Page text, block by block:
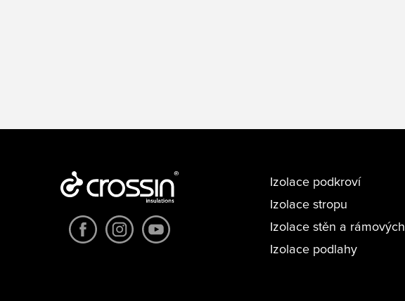
Izolace podkroví
Izolace stropu
Izolace stěn a
Izolace podlahy